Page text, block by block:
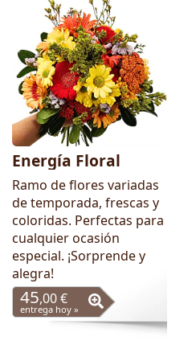
Energía Floral
Ramo de flores variadas
de temporada, frescas y
coloridas. Perfectas para
cualquier ocasión
especial. ¡Sorprende y
alegra!
45,00 €
entrega hoy »